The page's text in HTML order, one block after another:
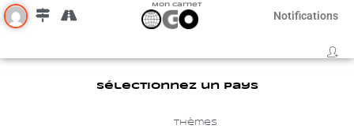
Mon Carnet
Notifications
Sélectionnez un pays
Thèmes